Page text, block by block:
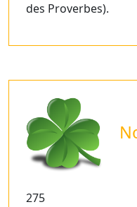
des Proverbes).
275